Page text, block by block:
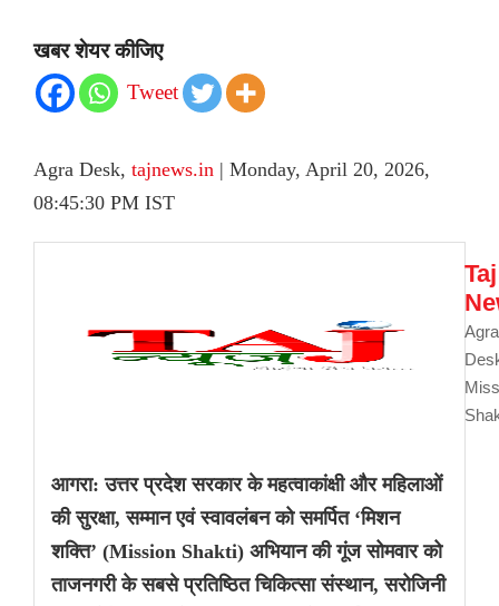
खबर शेयर कीजिए
Tweet
Agra Desk, tajnews.in | Monday, April 20, 2026,
08:45:30 PM IST
Taj
Agra
आगरा: उत्तर प्रदेश सरकार के महत्वाकांक्षी और महिलाओं
की सुरक्षा, सम्मान एवं स्वावलंबन को समर्पित ‘मिशन
शक्ति’ (Mission Shakti) अभियान की गूंज सोमवार को
ताजनगरी के सबसे प्रतिष्ठित चिकित्सा संस्थान, सरोजिनी